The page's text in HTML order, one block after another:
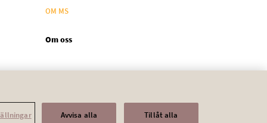
OM MS
Om oss
Avvisa alla Tillåt alla